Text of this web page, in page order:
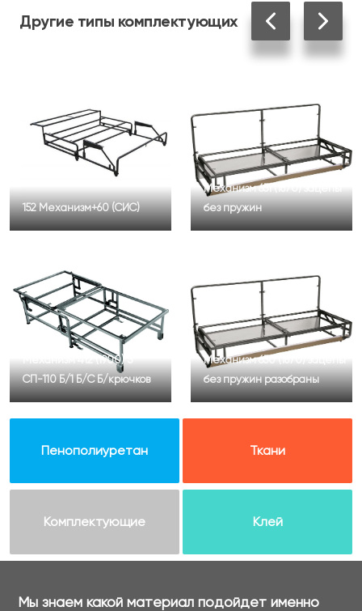
Другие типы комплектующих
152 Механизм+60 (СИС)
Механизм 412 (1900) З
СП-110 Б/1 Б/С Б/крючков
Механизм 651 (1870) зацепы
без пружин
Механизм 650 (1870) зацепы
без пружин разобраны
Пенополиуретан Ткани
Комплектующие Клей
Мы знаем какой материал подойдет именно